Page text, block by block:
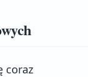
coraz